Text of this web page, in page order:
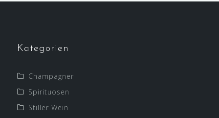
Kategorien
Champagner
Spirituosen
Stiller Wein